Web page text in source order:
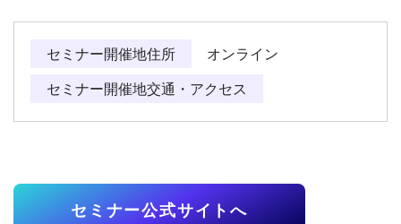
セミナー開催地住所
オンライン
セミナー開催地交通・アクセス
セミナー公式サイトへ